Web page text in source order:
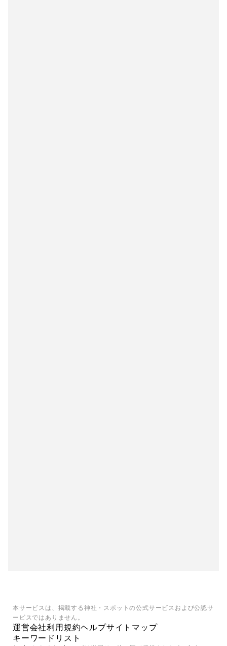
本サービスは、掲載する神社・スポットの公式サービスおよび公認サ
ービスではありません。
運営会社利用規約ヘルプサイトマップ
キーワードリスト